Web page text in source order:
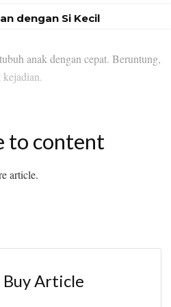
dengan Si Kecil
anak dengan cepat. Beruntung,
kejadian.
to content
article.
Buy Article